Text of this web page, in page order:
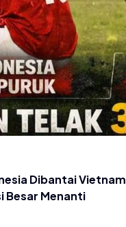
Dibantai Vietnam
Besar Menanti